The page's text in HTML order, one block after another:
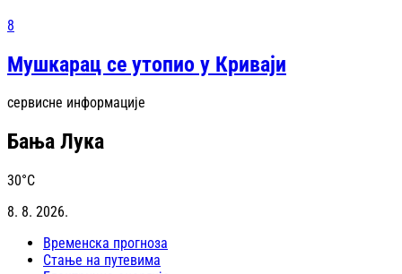
8
Мушкарац се утопио у Криваји
сервисне информације
Бања Лука
30°C
8. 8. 2026.
Временска прогноза
Стање на путевима